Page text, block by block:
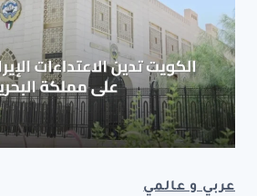
عربي و عالمي